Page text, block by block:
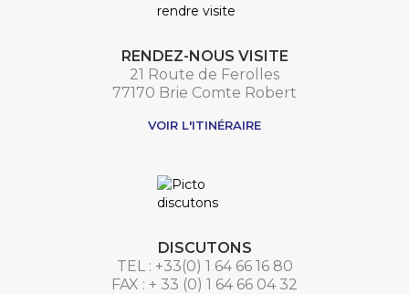
RENDEZ-NOUS VISITE
21 Route de Ferolles
77170 Brie Comte Robert
VOIR L'ITINÉRAIRE
DISCUTONS
TEL : +33(0) 1 64 66 16 80
FAX : + 33 (0) 1 64 66 04 32